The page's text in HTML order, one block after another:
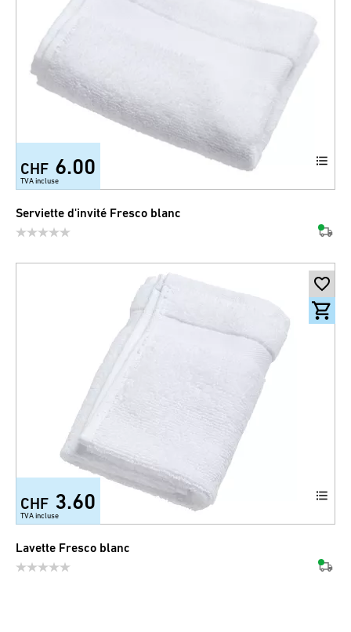
CHF 6.00
TVA incluse
Serviette d'invité Fresco blanc
CHF 3.60
TVA incluse
Lavette Fresco blanc